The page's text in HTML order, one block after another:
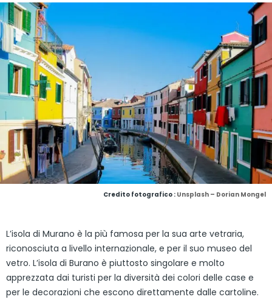
Credito fotografico : Unsplash – Dorian Mongel
L’isola di Murano è la più famosa per la sua arte vetraria,
riconosciuta a livello internazionale, e per il suo museo del
vetro. L’isola di Burano è piuttosto singolare e molto
apprezzata dai turisti per la diversità dei colori delle case e
per le decorazioni che escono direttamente dalle cartoline.